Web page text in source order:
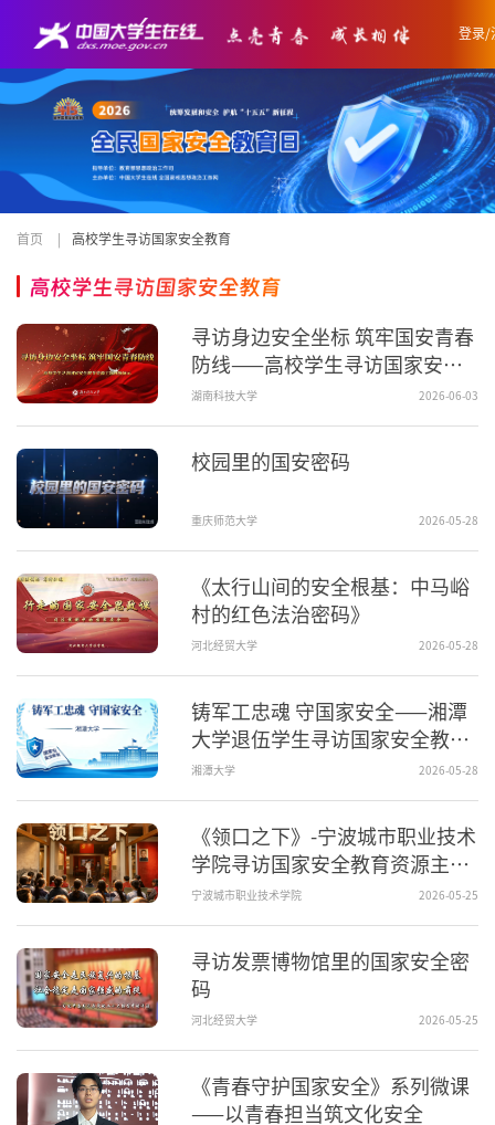
登录/
首页 高校学生寻访国家安全教育
高校学生寻访国家安全教育
寻访身边安全坐标 筑牢国安青春
防线——高校学生寻访国家安全
教育资源主题视频展示
湖南科技大学 2026-06-03
校园里的国安密码
重庆师范大学 2026-05-28
《太行山间的安全根基：中马峪
村的红色法治密码》
河北经贸大学 2026-05-28
铸军工忠魂 守国家安全——湘潭
大学退伍学生寻访国家安全教育
资源主题视频
湘潭大学 2026-05-28
《领口之下》-宁波城市职业技术
学院寻访国家安全教育资源主题
视频
宁波城市职业技术学院 2026-05-25
寻访发票博物馆里的国家安全密
码
河北经贸大学 2026-05-25
《青春守护国家安全》系列微课
——以青春担当筑文化安全